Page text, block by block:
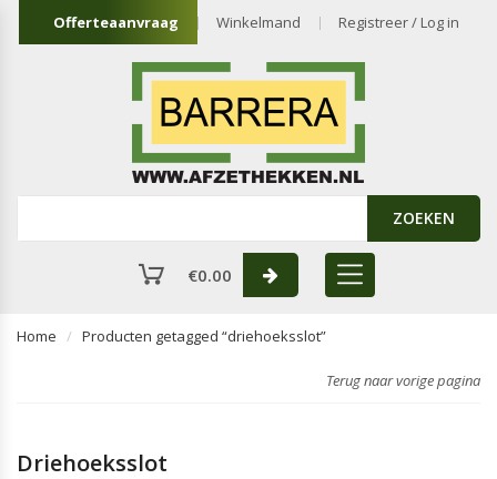
Offerteaanvraag Winkelmand Registreer / Log in
ZOEKEN
€0.00
Home Producten getagged “driehoeksslot”
Terug naar vorige pagina
Driehoeksslot